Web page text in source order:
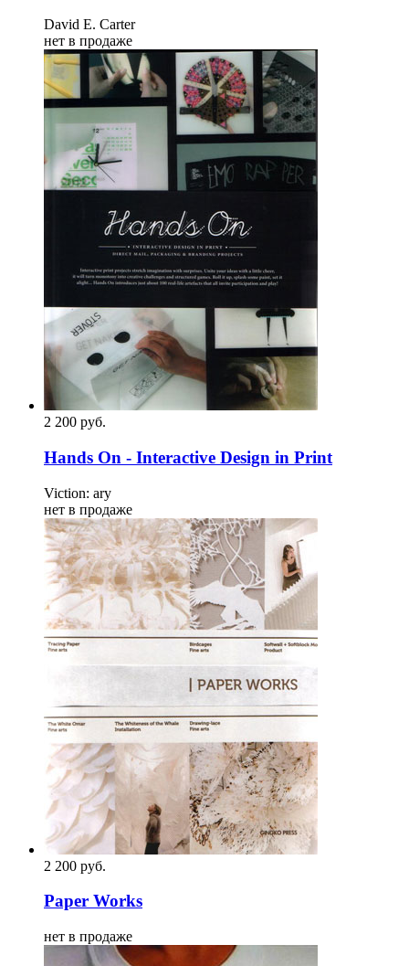
David E. Carter
нет в продаже
2 200 pуб.
Hands On - Interactive Design in Print
Viction: ary
нет в продаже
2 200 pуб.
Paper Works
нет в продаже